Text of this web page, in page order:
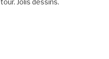
Jolis dessins.